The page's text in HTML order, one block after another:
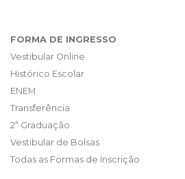
FORMA DE INGRESSO
Vestibular Online
Histórico Escolar
ENEM
Transferência
2ª Graduação
Vestibular de Bolsas
Todas as Formas de Inscrição